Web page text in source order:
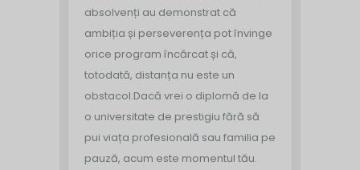
absolvenți au demonstrat că
ambiția și perseverența pot învinge
orice program încărcat și că,
totodată, distanța nu este un
obstacol.Dacă vrei o diplomă de la
o universitate de prestigiu fără să
pui viața profesională sau familia pe
pauză, acum este momentul tău.